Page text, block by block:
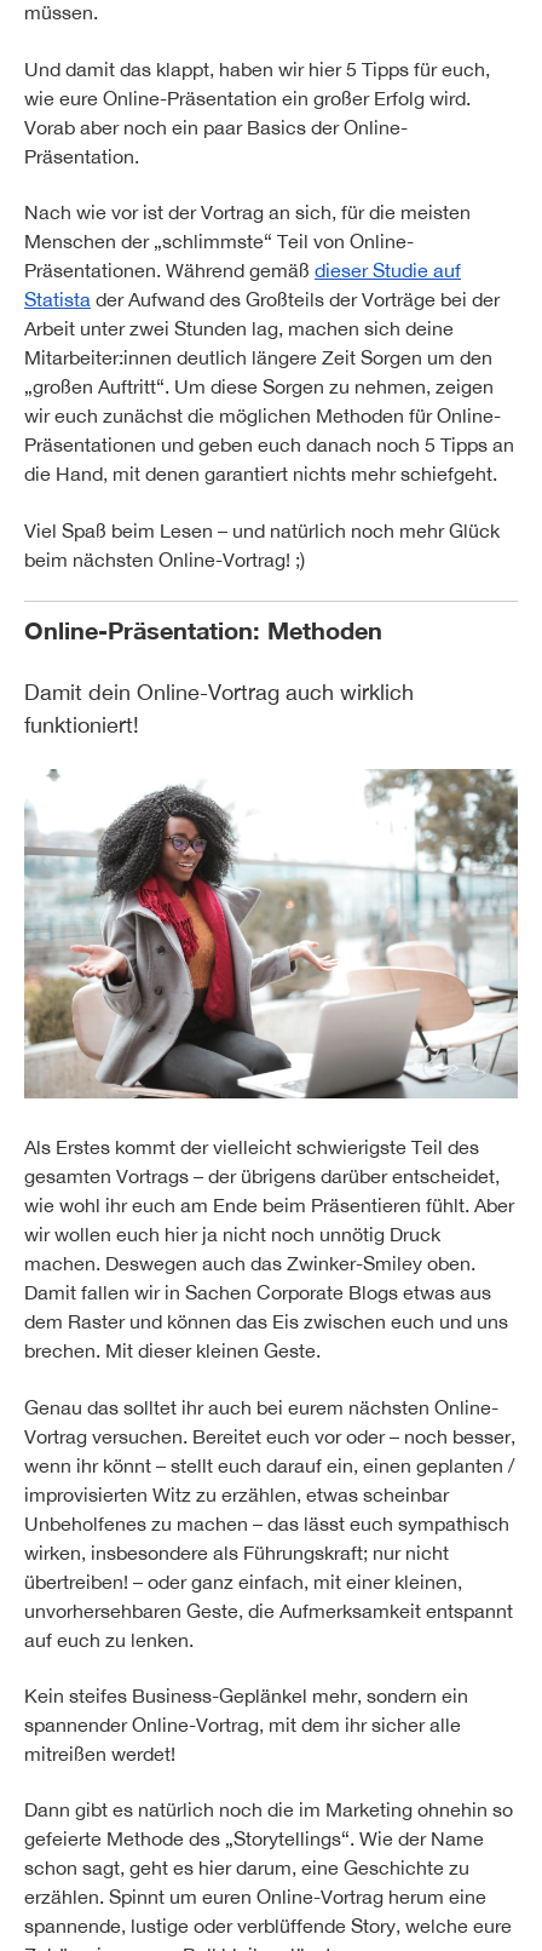
müssen.
Und damit das klappt, haben wir hier 5 Tipps für euch,
wie eure Online-Präsentation ein großer Erfolg wird.
Vorab aber noch ein paar Basics der Online-
Präsentation.
Nach wie vor ist der Vortrag an sich, für die meisten
Menschen der „schlimmste“ Teil von Online-
Präsentationen. Während gemäß dieser Studie auf
Statista der Aufwand des Großteils der Vorträge bei der
Arbeit unter zwei Stunden lag, machen sich deine
Mitarbeiter:innen deutlich längere Zeit Sorgen um den
„großen Auftritt“. Um diese Sorgen zu nehmen, zeigen
wir euch zunächst die möglichen Methoden für Online-
Präsentationen und geben euch danach noch 5 Tipps an
die Hand, mit denen garantiert nichts mehr schiefgeht.
Viel Spaß beim Lesen – und natürlich noch mehr Glück
beim nächsten Online-Vortrag! ;)
Online-Präsentation: Methoden
Damit dein Online-Vortrag auch wirklich
funktioniert!
Als Erstes kommt der vielleicht schwierigste Teil des
gesamten Vortrags – der übrigens darüber entscheidet,
wie wohl ihr euch am Ende beim Präsentieren fühlt. Aber
wir wollen euch hier ja nicht noch unnötig Druck
machen. Deswegen auch das Zwinker-Smiley oben.
Damit fallen wir in Sachen Corporate Blogs etwas aus
dem Raster und können das Eis zwischen euch und uns
brechen. Mit dieser kleinen Geste.
Genau das solltet ihr auch bei eurem nächsten Online-
Vortrag versuchen. Bereitet euch vor oder – noch besser,
wenn ihr könnt – stellt euch darauf ein, einen geplanten /
improvisierten Witz zu erzählen, etwas scheinbar
Unbeholfenes zu machen – das lässt euch sympathisch
wirken, insbesondere als Führungskraft; nur nicht
übertreiben! – oder ganz einfach, mit einer kleinen,
unvorhersehbaren Geste, die Aufmerksamkeit entspannt
auf euch zu lenken.
Kein steifes Business-Geplänkel mehr, sondern ein
spannender Online-Vortrag, mit dem ihr sicher alle
mitreißen werdet!
Dann gibt es natürlich noch die im Marketing ohnehin so
gefeierte Methode des „Storytellings“. Wie der Name
schon sagt, geht es hier darum, eine Geschichte zu
erzählen. Spinnt um euren Online-Vortrag herum eine
spannende, lustige oder verblüffende Story, welche eure